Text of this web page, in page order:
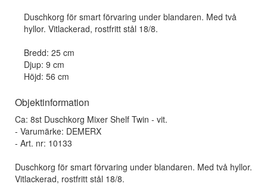
Duschkorg för smart förvaring under blandaren. Med två
hyllor. Vitlackerad, rostfritt stål 18/8.
Bredd: 25 cm
Djup: 9 cm
Höjd: 56 cm
Objektinformation
Ca: 8st Duschkorg Mixer Shelf Twin - vit.
- Varumärke: DEMERX
- Art. nr: 10133
Duschkorg för smart förvaring under blandaren. Med två hyllor.
Vitlackerad, rostfritt stål 18/8.